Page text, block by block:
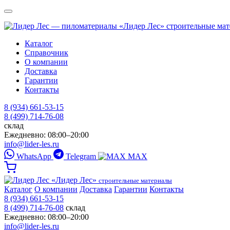
«Лидер Лес» строительные
Каталог
Справочник
О компании
Доставка
Гарантии
Контакты
8 (934) 661-53-15
8 (499) 714-76-08
склад
Ежедневно: 08:00–20:00
info@lider-les.ru
WhatsApp
Telegram MAX
«Лидер Лес» строительные материалы
Каталог О компании Доставка Гарантии Контакты
8 (934) 661-53-15
8 (499) 714-76-08 склад
Ежедневно: 08:00–20:00
info@lider-les.ru